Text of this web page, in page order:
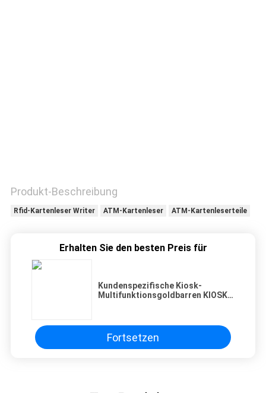
SIE
EIN
SITEMAP
POLICY
Produkt-Beschreibung
Rfid-Kartenleser Writer ATM-Kartenleser ATM-Kartenleserteile
Erhalten Sie den besten Preis für
Kundenspezifische Kiosk-
Multifunktionsgoldbarren KIOSK-
Fortsetzen